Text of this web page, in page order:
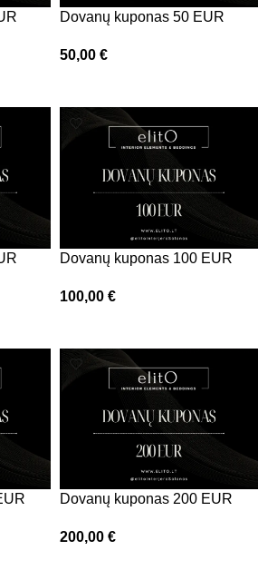
Dovanų kuponas 50 EUR
50,00 €
Dovanų kuponas 100 EUR
100,00 €
Dovanų kuponas 200 EUR
200,00 €